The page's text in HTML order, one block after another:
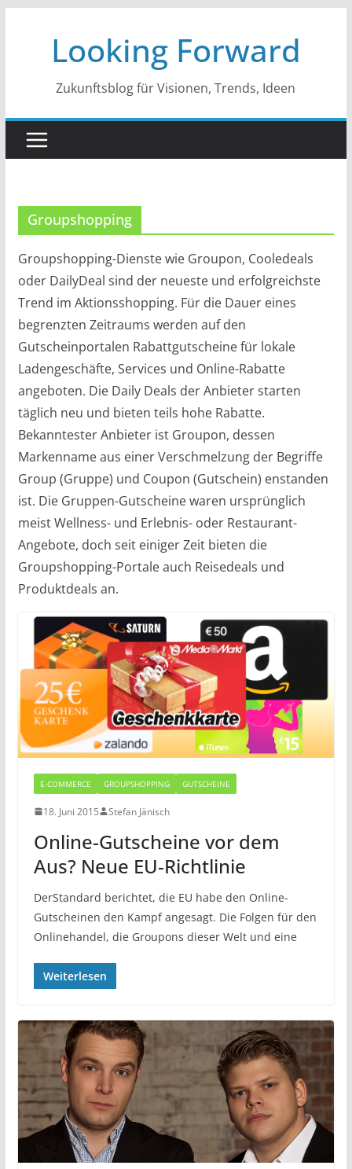
springenLooking Forward
Zukunftsblog für Visionen, Trends, Ideen
Groupshopping
Groupshopping-Dienste wie Groupon, Cooledeals
oder DailyDeal sind der neueste und erfolgreichste
Trend im Aktionsshopping. Für die Dauer eines
begrenzten Zeitraums werden auf den
Gutscheinportalen Rabattgutscheine für lokale
Ladengeschäfte, Services und Online-Rabatte
angeboten. Die Daily Deals der Anbieter starten
täglich neu und bieten teils hohe Rabatte.
Bekanntester Anbieter ist Groupon, dessen
Markenname aus einer Verschmelzung der Begriffe
Group (Gruppe) und Coupon (Gutschein) enstanden
ist. Die Gruppen-Gutscheine waren ursprünglich
meist Wellness- und Erlebnis- oder Restaurant-
Angebote, doch seit einiger Zeit bieten die
Groupshopping-Portale auch Reisedeals und
Produktdeals an.
E-COMMERCE GROUPSHOPPING GUTSCHEINE
18. Juni 2015 Stefan Jänisch
Online-Gutscheine vor dem
Aus? Neue EU-Richtlinie
DerStandard berichtet, die EU habe den Online-
Gutscheinen den Kampf angesagt. Die Folgen für den
Onlinehandel, die Groupons dieser Welt und eine
Weiterlesen